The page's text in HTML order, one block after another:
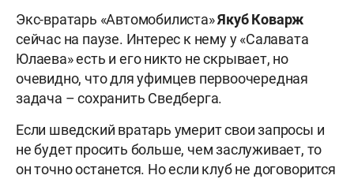
Экс-вратарь «Автомобилиста»Якуб Коварж
сейчас на паузе. Интерес к нему у «Салавата
Юлаева» есть и его никто не скрывает, но
очевидно, что для уфимцев первоочередная
задача – сохранить Сведберга.
Если шведский вратарь умерит свои запросы и
не будет просить больше, чем заслуживает, то
он точно останется. Но если клуб не договорится